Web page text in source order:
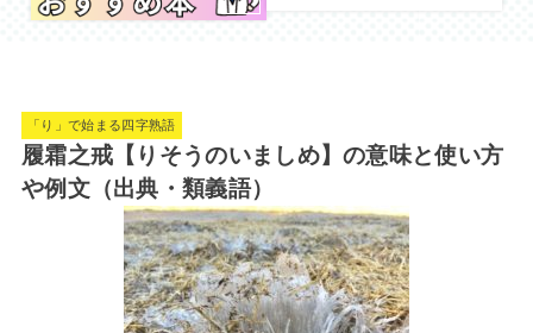
「り」で始まる四字熟語
履霜之戒【りそうのいましめ】の意味と使い方
や例文（出典・類義語）